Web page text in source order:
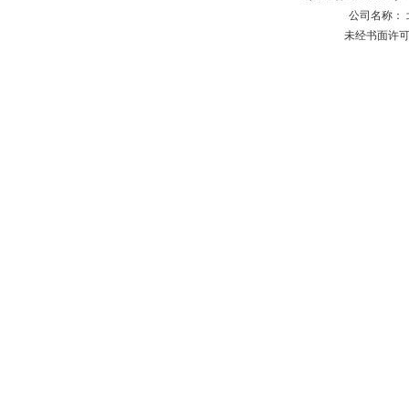
公司名称：
未经书面许